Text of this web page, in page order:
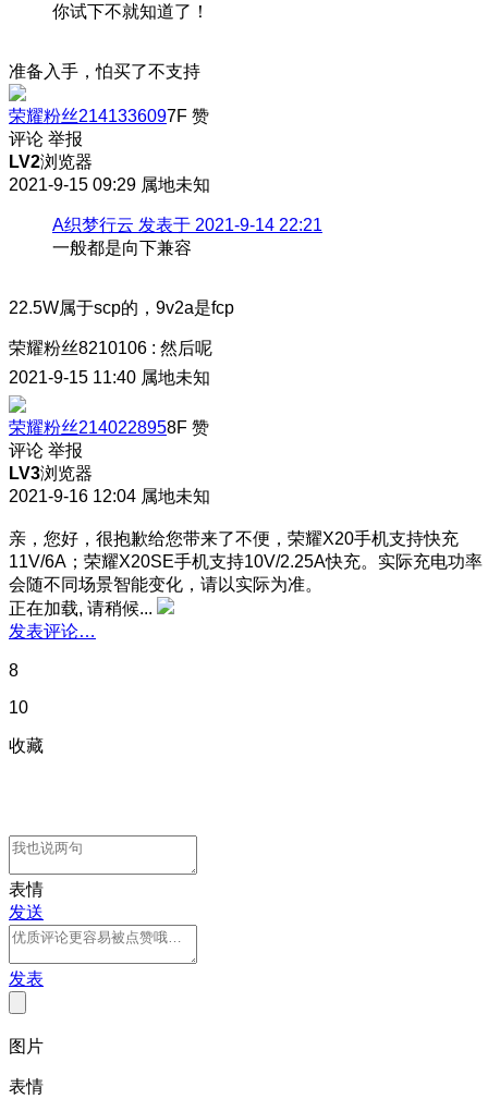
你试下不就知道了！
准备入手，怕买了不支持
荣耀粉丝2141336097F 赞
评论 举报
LV2浏览器
2021-9-15 09:29 属地未知
A织梦行云 发表于 2021-9-14 22:21
一般都是向下兼容
22.5W属于scp的，9v2a是fcp
荣耀粉丝8210106 : 然后呢
2021-9-15 11:40 属地未知
荣耀粉丝2140228958F 赞
评论 举报
LV3浏览器
2021-9-16 12:04 属地未知
亲，您好，很抱歉给您带来了不便，荣耀X20手机支持快充
11V/6A；荣耀X20SE手机支持10V/2.25A快充。实际充电功率
会随不同场景智能变化，请以实际为准。
正在加载, 请稍候...
发表评论…
8
10
收藏
表情
发送
发表
图片
表情